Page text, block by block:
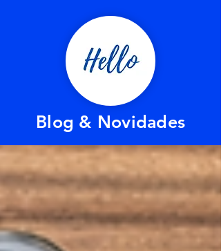
Blog & Novidades